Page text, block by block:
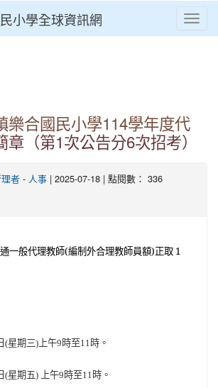
⏸
小學全球資訊網
樂合國民小學114學年度代
（第1次公告分6次招考）
者 - 人事 | 2025-07-18 | 點閱數： 336
一般代理教師(編制外合理教師員額)正取 1
(星期三) 上午9時至11時。
(星期五) 上午9時至11時。